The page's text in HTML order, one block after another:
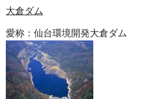
大倉ダム
愛称：仙台環境開発大倉ダム